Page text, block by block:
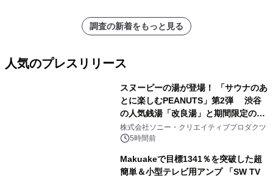
調査の新着をもっと見る
人気のプレスリリース
スヌーピーの湯が登場！ 「サウナのあ
とに楽しむPEANUTS」第2弾 渋谷
の人気銭湯「改良湯」と期間限定のコ
ラボレーション サウナイキタイコラ
ボグッズも発売決定！
株式会社ソニー・クリエイティブプロダクツ
5時間前
Makuakeで目標1341％を突破した超
簡単＆小型テレビ用アンプ 「SW TV